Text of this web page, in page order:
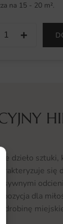
na 15 - 20 m².
+
dzieło sztuki,
się
dla